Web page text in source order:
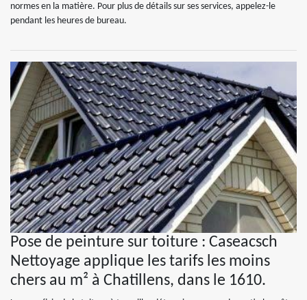
normes en la matière. Pour plus de détails sur ses services, appelez-le
pendant les heures de bureau.
Pose de peinture sur toiture : Caseacsch
Nettoyage applique les tarifs les moins
chers au m² à Chatillens, dans le 1610.